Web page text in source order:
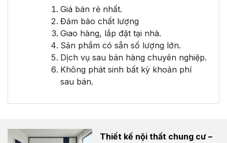
Giá bán rẻ nhất.
Đảm bảo chất lượng
Giao hàng, lắp đặt tại nhà.
Sản phẩm có sẵn số lượng lớn.
Dịch vụ sau bán hàng chuyên nghiệp.
Không phát sinh bất kỳ khoản phí
sau bán.
Thiết kế nội thất chung cư –